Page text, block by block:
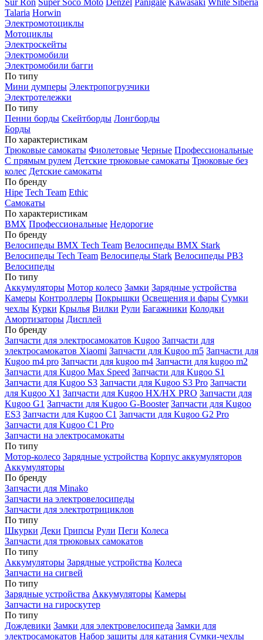
Sur Ron Super Soco Moto Denzel Panigale Kawasaki White Siberia
Talaria Horwin
Электромотоциклы
Мотоциклы
Электроскейты
Электромобили
Электромобили багги
По типу
Мини думперы Электропогрузчики
Электротележки
По типу
Пенни борды Скейтборды Лонгборды
Борды
По характеристикам
Трюковые самокаты Фиолетовые Черные Профессиональные
С прямым рулем Детские трюковые самокаты Трюковые без
колес Детские самокаты
По бренду
Hipe Tech Team Ethic
Самокаты
По характеристикам
BMX Профессиональные Недорогие
По бренду
Велосипеды BMX Tech Team Велосипеды BMX Stark
Велосипеды Tech Team Велосипеды Stark Велосипеды РВЗ
Велосипеды
По типу
Аккумуляторы Мотор колесо Замки Зарядные устройства
Камеры Контроллеры Покрышки Освещения и фары Сумки
чехлы Курки Крылья Вилки Рули Багажники Колодки
Амортизаторы Дисплей
По бренду
Запчасти для электросамокатов Kugoo Запчасти для
электросамокатов Xiaomi Запчасти для Kugoo m5 Запчасти для
Кugoo m4 pro Запчасти для kugoo m4 Запчасти для kugoo m2
Запчасти для Kugoo Max Speed Запчасти для Kugoo S1
Запчасти для Kugoo S3 Запчасти для Kugoo S3 Pro Запчасти
для Kugoo X1 Запчасти для Kugoo HX/HX PRO Запчасти для
Kugoo G1 Запчасти для Kugoo G-Booster Запчасти для Kugoo
ES3 Запчасти для Kugoo C1 Запчасти для Kugoo G2 Pro
Запчасти для Kugoo C1 Pro
Запчасти на электросамокаты
По типу
Мотор-колесо Зарядные устройства Корпус аккумуляторов
Аккумуляторы
По бренду
Запчасти для Minako
Запчасти на электровелосипеды
Запчасти для электротрициклов
По типу
Шкурки Деки Грипсы Рули Пеги Колеса
Запчасти для трюковых самокатов
По типу
Аккумуляторы Зарядные устройства Колеса
Запчасти на сигвей
По типу
Зарядные устройства Аккумуляторы Камеры
Запчасти на гироскутер
По типу
Дождевики Замки для электровелосипеда Замки для
электросамокатов Набор защиты для катания Сумки-чехлы